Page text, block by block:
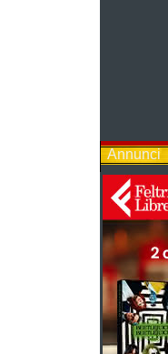
Annunci